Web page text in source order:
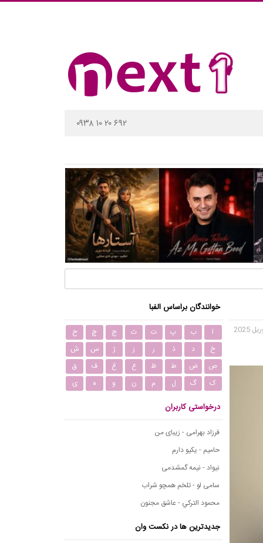
۰۹۳۸ ۱۰ ۲۰ ۶۹۲
خوانندگان براساس الفبا
ا ب پ ت ث ج چ
ح
خ
د ذ ر ز ژ س
ش
ص
ض ط ظ ع غ ف
ق
ک
گ ل م ن و ه ی
درخواستی کاربران
فرزاد بهرامی - زیبای من
حامیم - یکیو دارم
نیواد - نیمه گمشدمی
سامی لو - تلخم همچو شراب
محمود التركي - عاشق مجنون
جدیدترین ها در نکست وان